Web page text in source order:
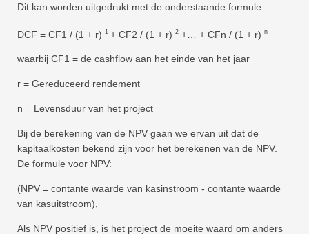
Dit kan worden uitgedrukt met de onderstaande formule:
DCF = CF1 / (1 + r) 1 + CF2 / (1 + r) 2 +… + CFn / (1 + r) n
waarbij CF1 = de cashflow aan het einde van het jaar
r = Gereduceerd rendement
n = Levensduur van het project
Bij de berekening van de NPV gaan we ervan uit dat de
kapitaalkosten bekend zijn voor het berekenen van de NPV.
De formule voor NPV:
(NPV = contante waarde van kasinstroom - contante waarde
van kasuitstroom),
Als NPV positief is, is het project de moeite waard om anders